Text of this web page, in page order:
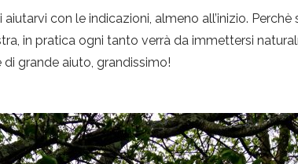
con le indicazioni, almeno all’inizio.
in pratica ogni tanto verrà da immettersi
di grande aiuto, grandissimo!